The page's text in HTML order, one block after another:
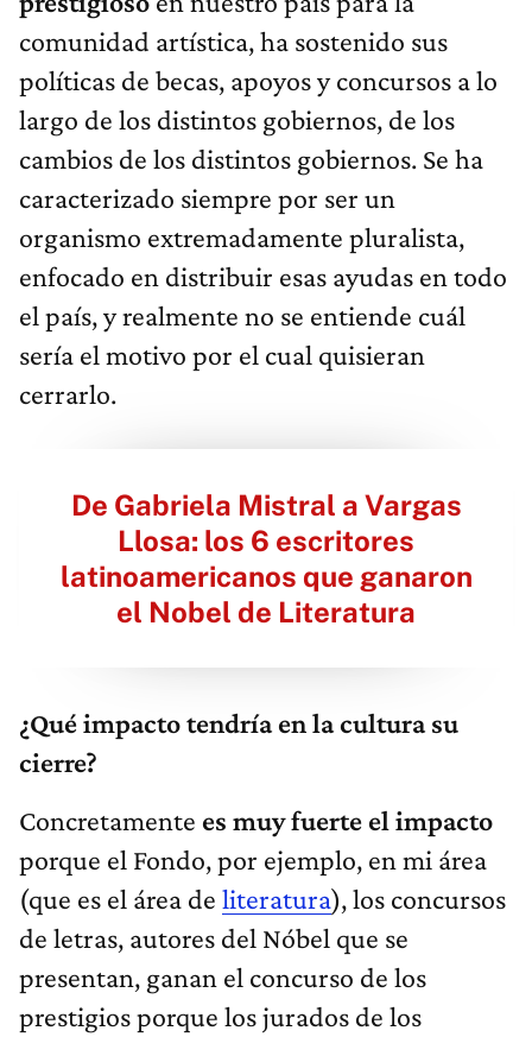
comunidad artística, ha sostenido sus
políticas de becas, apoyos y concursos a lo
largo de los distintos gobiernos, de los
cambios de los distintos gobiernos. Se ha
caracterizado siempre por ser un
organismo extremadamente pluralista,
enfocado en distribuir esas ayudas en todo
el país, y realmente no se entiende cuál
sería el motivo por el cual quisieran
cerrarlo.
De Gabriela Mistral a Vargas
Llosa: los 6 escritores
latinoamericanos que ganaron
el Nobel de Literatura
¿Qué impacto tendría en la cultura su
cierre?
Concretamente es muy fuerte el impacto
porque el Fondo, por ejemplo, en mi área
(que es el área de literatura), los concursos
de letras, autores del Nóbel que se
presentan, ganan el concurso de los
prestigios porque los jurados de los